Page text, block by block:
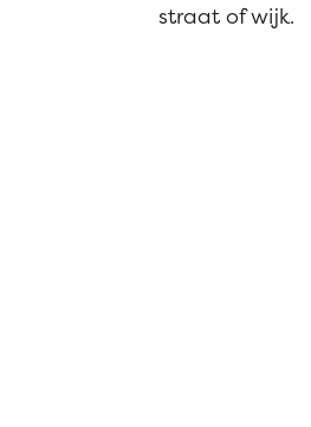
straat of wijk.